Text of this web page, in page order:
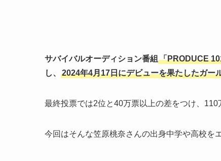
サバイバルオーディション番組 「PRODUCE
し、
2024年4月17日にデビューを果たしたガー
最終投票では2位と40万票以上の差をつけ、
今回はそんな笠原桃奈さんの出身中学や高校を